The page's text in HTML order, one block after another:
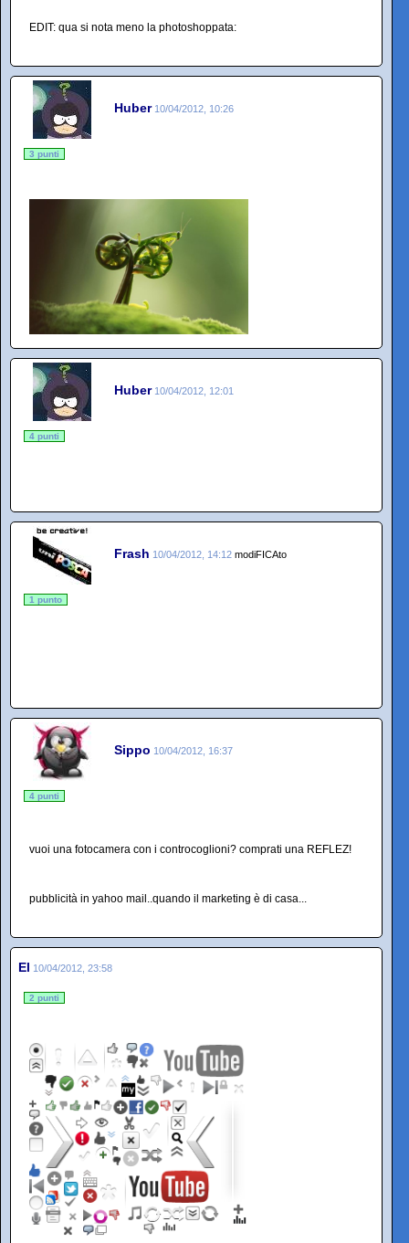
EDIT: qua si nota meno la photoshoppata:
Huber 10/04/2012, 10:26
3 punti
Huber 10/04/2012, 12:01
4 punti
Frash 10/04/2012, 14:12 modiFICAto
1 punto
Sippo 10/04/2012, 16:37
4 punti
vuoi una fotocamera con i controcoglioni? comprati una REFLEZ!
pubblicità in yahoo mail..quando il marketing è di casa...
El 10/04/2012, 23:58
2 punti